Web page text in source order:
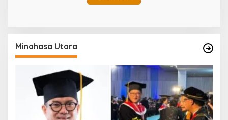
Minahasa Utara